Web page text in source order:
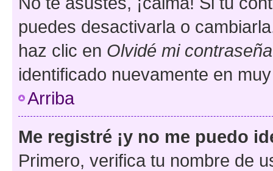
puedes desactivarla o
haz clic en Olvidé mi contraseña
identificado nuevamente en
Arriba
Me registré ¡y no me puedo
Primero, verifica tu nombre de